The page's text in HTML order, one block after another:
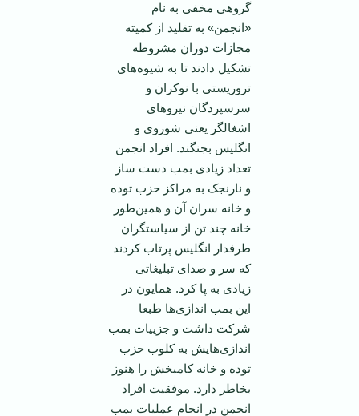
گروهی مخفی به نام
«انجمن» به تقلید از کمیته
مجازات دوران مشروطه
تشکیل دادند تا به شیوه‌های
تروریستی با نوکران و
سرسپردگان نیروهای
اشغالگر یعنی شوروی و
انگلیس بجنگند. افراد انجمن
تعداد زیادی بمب دست ساز
و نارنجک به مراکز حزب توده
و خانه سران آن و همین‌طور
خانه چند تن از سیاستگران
طرفدار انگلیس پرتاب کردند
که سر و صدای تبلیغاتی
زیادی به پا کرد. همایون در
این بمب اندازی‌ها طبعا
شرکت داشت و جزییات بمب
اندازی‌هایش به کلوب حزب
توده و خانه کامبخش را هنوز
بخاطر دارد. موفقیت افراد
انجمن در انجام عملیات بمب